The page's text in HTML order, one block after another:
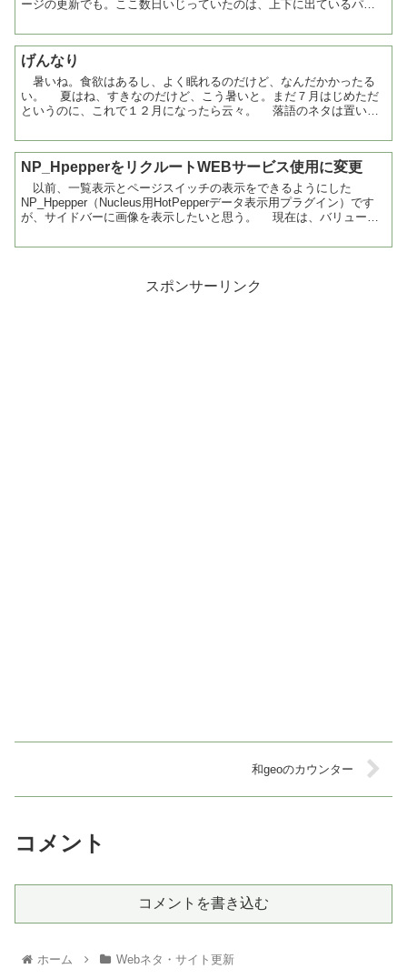
ージの更新でも。ここ数日いじっていたのは、上下に出ているパン
げんなり
暑いね。食欲はあるし、よく眠れるのだけど、なんだかかったる
い。 夏はね、すきなのだけど、こう暑いと。まだ７月はじめただ
というのに、これで１２月になったら云々。 落語のネタは置いと
NP_HpepperをリクルートWEBサービス使用に変更
以前、一覧表示とページスイッチの表示をできるようにした
NP_Hpepper（Nucleus用HotPepperデータ表示用プラグイン）です
が、サイドバーに画像を表示したいと思う。 現在は、バリューコ
スポンサーリンク
和geoのカウンター
コメント
コメントを書き込む
ホーム Webネタ・サイト更新